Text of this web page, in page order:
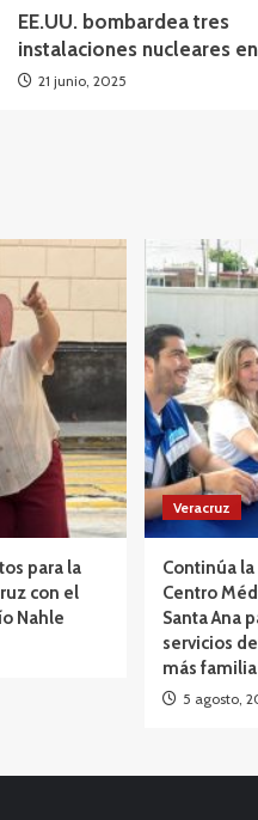
EE.UU. bombardea tres
instalaciones nucleares
21 junio, 2025
para la
con el
Nahle
Veracruz
Continúa
Centro
Santa Ana
servicios
más
5 agosto,